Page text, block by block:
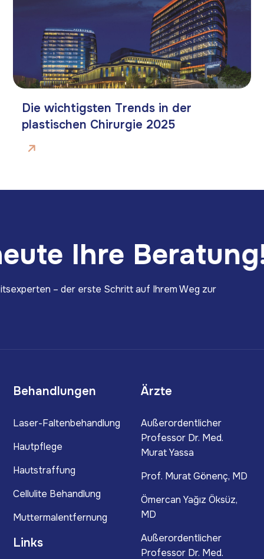
Die wichtigsten Trends in der
plastischen Chirurgie 2025
eute Ihre Beratung
– der erste Schritt auf Ihrem Weg zur
Behandlungen
Laser-Faltenbehandlung
Hautpflege
Hautstraffung
Cellulite Behandlung
Muttermalentfernung
Links
Ärzte
Außerordentlicher
Professor Dr. Med.
Murat Yassa
Prof. Murat Gönenç, MD
Ömercan Yağız Öksüz,
MD
Außerordentlicher
Professor Dr. Med.